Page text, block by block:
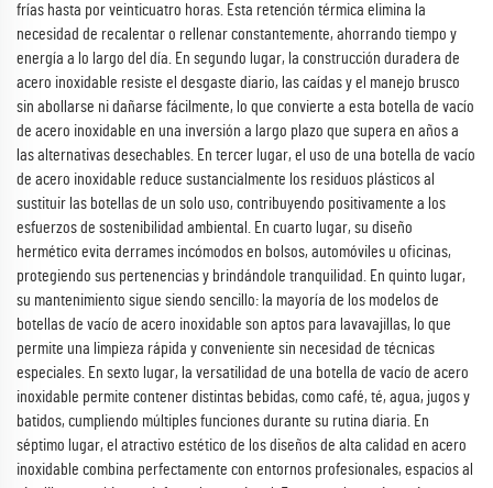
frías hasta por veinticuatro horas. Esta retención térmica elimina la
necesidad de recalentar o rellenar constantemente, ahorrando tiempo y
energía a lo largo del día. En segundo lugar, la construcción duradera de
acero inoxidable resiste el desgaste diario, las caídas y el manejo brusco
sin abollarse ni dañarse fácilmente, lo que convierte a esta botella de vacío
de acero inoxidable en una inversión a largo plazo que supera en años a
las alternativas desechables. En tercer lugar, el uso de una botella de vacío
de acero inoxidable reduce sustancialmente los residuos plásticos al
sustituir las botellas de un solo uso, contribuyendo positivamente a los
esfuerzos de sostenibilidad ambiental. En cuarto lugar, su diseño
hermético evita derrames incómodos en bolsos, automóviles u oficinas,
protegiendo sus pertenencias y brindándole tranquilidad. En quinto lugar,
su mantenimiento sigue siendo sencillo: la mayoría de los modelos de
botellas de vacío de acero inoxidable son aptos para lavavajillas, lo que
permite una limpieza rápida y conveniente sin necesidad de técnicas
especiales. En sexto lugar, la versatilidad de una botella de vacío de acero
inoxidable permite contener distintas bebidas, como café, té, agua, jugos y
batidos, cumpliendo múltiples funciones durante su rutina diaria. En
séptimo lugar, el atractivo estético de los diseños de alta calidad en acero
inoxidable combina perfectamente con entornos profesionales, espacios al